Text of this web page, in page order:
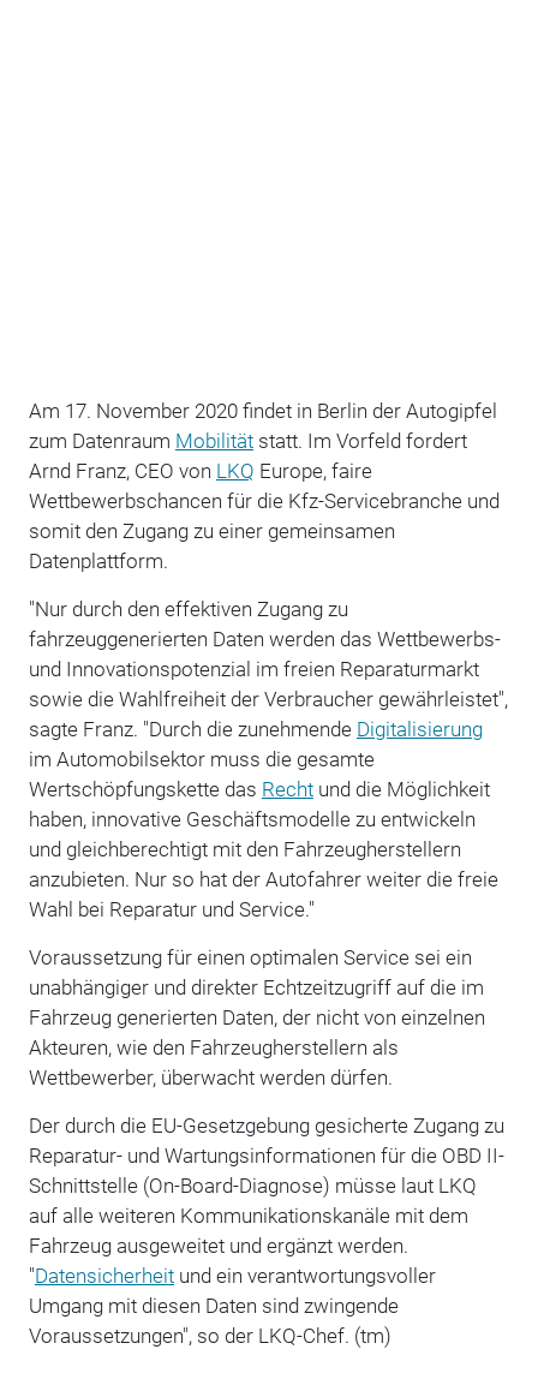
Am 17. November 2020 findet in Berlin der Autogipfel
zum Datenraum Mobilitätstatt. Im Vorfeld fordert
Arnd Franz, CEO von LKQ Europe, faire
Wettbewerbschancen für die Kfz-Servicebranche und
somit den Zugang zu einer gemeinsamen
Datenplattform.
"Nur durch den effektiven Zugang zu
fahrzeuggenerierten Daten werden das Wettbewerbs-
und Innovationspotenzial im freien Reparaturmarkt
sowie die Wahlfreiheit der Verbraucher gewährleistet",
sagte Franz. "Durch die zunehmende Digitalisierung
im Automobilsektor muss die gesamte
Wertschöpfungskette das Rechtund die Möglichkeit
haben, innovative Geschäftsmodelle zu entwickeln
und gleichberechtigt mit den Fahrzeugherstellern
anzubieten. Nur so hat der Autofahrer weiter die freie
Wahl bei Reparatur und Service."
Voraussetzung für einen optimalen Service sei ein
unabhängiger und direkter Echtzeitzugriff auf die im
Fahrzeug generierten Daten, der nicht von einzelnen
Akteuren, wie den Fahrzeugherstellern als
Wettbewerber, überwacht werden dürfen.
Der durch die EU-Gesetzgebung gesicherte Zugang zu
Reparatur- und Wartungsinformationen für die OBD II-
Schnittstelle (On-Board-Diagnose) müsse laut LKQ
auf alle weiteren Kommunikationskanäle mit dem
Fahrzeug ausgeweitet und ergänzt werden.
"Datensicherheitund ein verantwortungsvoller
Umgang mit diesen Daten sind zwingende
Voraussetzungen", so der LKQ-Chef. (tm)